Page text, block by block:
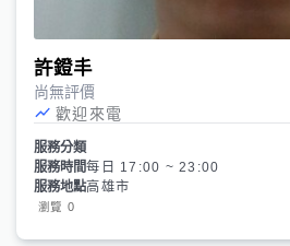
許鐙丰
尚無評價
歡迎來電
服務分類
服務時間每日 17:00 ~ 23:00
服務地點高雄市
瀏覽 0